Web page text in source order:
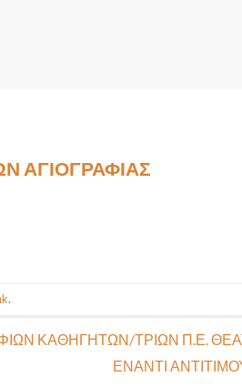
ΑΓΙΟΓΡΑΦΙΑΣ
.
ΚΑΘΗΓΗΤΩΝ/ΤΡΙΩΝ Π.Ε.
ΕΝΑΝΤΙ